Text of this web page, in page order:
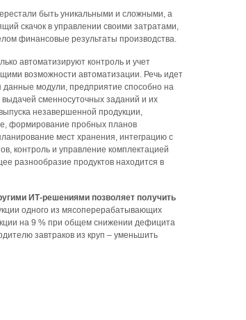
быть уникальными и сложными, а
скачок в управлении своими затратами,
финансовые результаты производства.
автоматизируют контроль и учет
возможности автоматизации. Речь идет
данные модули, предприятие способно на
сменносуточных заданий и их
незавершенной продукции,
формирование пробных планов
мест хранения, интеграцию с
контроль и управление комплектацией
разнообразие продуктов находится в
ИТ-решениями позволяет получить
одного из мясоперерабатывающих
на 9 % при общем снижении дефицита
завтраков из круп – уменьшить